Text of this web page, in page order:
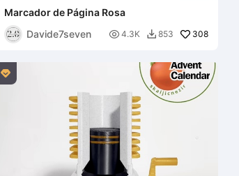
Marcador de Página Rosa
Davide7seven
 4.3K  853 308
